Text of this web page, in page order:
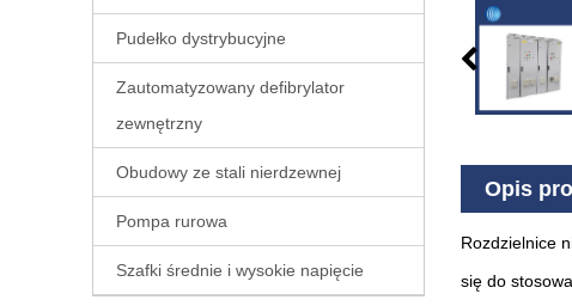
Pudełko dystrybucyjne
Zautomatyzowany defibrylator
zewnętrzny
Obudowy ze stali nierdzewnej
Pompa rurowa
Szafki średnie i wysokie napięcie
Opis
Rozdzielnice
się do